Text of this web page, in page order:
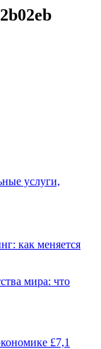
услуги,
как меняется
мира: что
£7,1